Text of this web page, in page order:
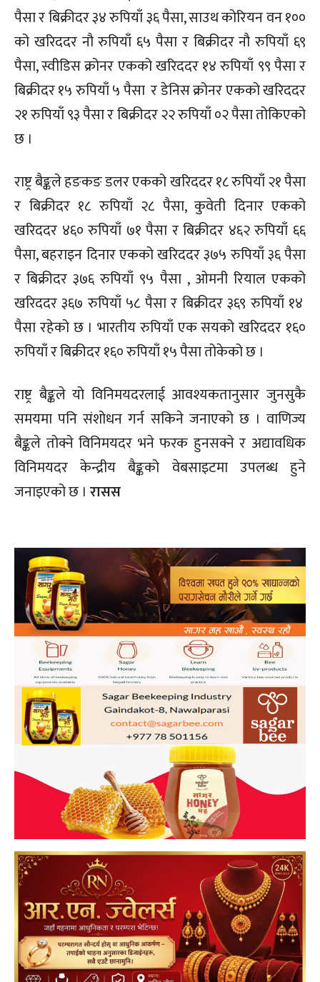
पैसा र बिक्रीदर ३४ रुपियाँ ३६ पैसा, साउथ कोरियन वन १००
को खरिददर नौ रुपियाँ ६५ पैसा र बिक्रीदर नौ रुपियाँ ६९
पैसा, स्वीडिस क्रोनर एकको खरिददर १४ रुपियाँ ९९ पैसा र
बिक्रीदर १५ रुपियाँ ५ पैसा र डेनिस क्रोनर एकको खरिददर
२१ रुपियाँ ९३ पैसा र बिक्रीदर २२ रुपियाँ ०२ पैसा तोकिएको
छ ।
राष्ट्र बैङ्कले हङकङ डलर एकको खरिददर १८ रुपियाँ २१ पैसा
र बिक्रीदर १८ रुपियाँ २८ पैसा, कुवेती दिनार एकको
खरिददर ४६० रुपियाँ ७१ पैसा र बिक्रीदर ४६२ रुपियाँ ६६
पैसा, बहराइन दिनार एकको खरिददर ३७५ रुपियाँ ३६ पैसा
र बिक्रीदर ३७६ रुपियाँ ९५ पैसा , ओमनी रियाल एकको
खरिददर ३६७ रुपियाँ ५८ पैसा र बिक्रीदर ३६९ रुपियाँ १४
पैसा रहेको छ । भारतीय रुपियाँ एक सयको खरिददर १६०
रुपियाँ र बिक्रीदर १६० रुपियाँ १५ पैसा तोकेको छ ।
राष्ट्र बैङ्कले यो विनिमयदरलाई आवश्यकतानुसार जुनसुकै
समयमा पनि संशोधन गर्न सकिने जनाएको छ । वाणिज्य
बैङ्कले तोक्ने विनिमयदर भने फरक हुनसक्ने र अद्यावधिक
विनिमयदर केन्द्रीय बैङ्कको वेबसाइटमा उपलब्ध हुने
जनाइएको छ । रासस